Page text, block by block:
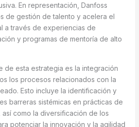
En representación, Danfoss
de gestión de talento y acelera el
a través de experiencias de
y programas de mentoría de alto
de esta estrategia es la integración
los procesos relacionados con la
Esto incluye la identificación y
barreras sistémicas en prácticas de
como la diversificación de los
potenciar la innovación y la agilidad